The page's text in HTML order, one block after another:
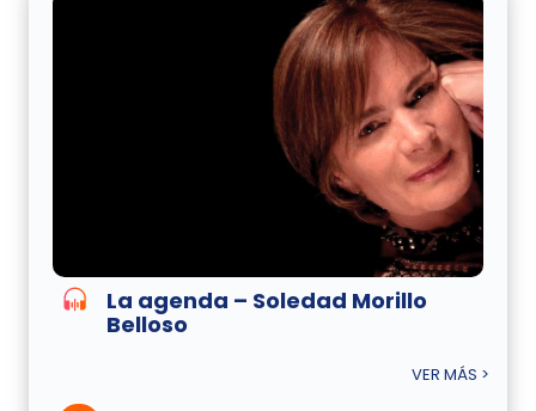
La agenda – Soledad Morillo
Belloso
VER MÁS >